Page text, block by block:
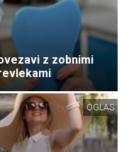
z zobnimi
OGLAS